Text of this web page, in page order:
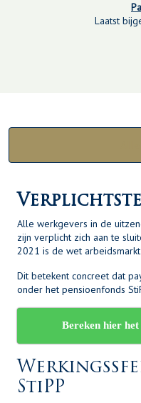
Laatst
Alle werkgevers in de
zijn verplicht zich aan te
2021 is de wet arbeidsmarkt
Dit betekent concreet dat
onder het pensioenfonds
Bereken hier
StiPP